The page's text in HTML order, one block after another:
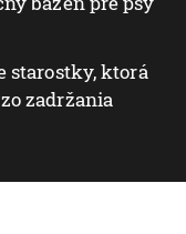
starostky, ktorá
zadržania